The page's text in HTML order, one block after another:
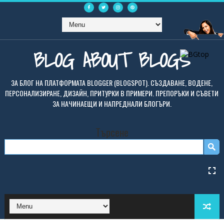
BLOG ABOUT BLOGS
ЗА БЛОГ НА ПЛАТФОРМАТА BLOGGER (BLOGSPOT). СЪЗДАВАНЕ, ВОДЕНЕ,
ПЕРСОНАЛИЗИРАНЕ, ДИЗАЙН, ПРИТУРКИ В ПРИМЕРИ. ПРЕПОРЪКИ И СЪВЕТИ
ЗА НАЧИНАЕЩИ И НАПРЕДНАЛИ БЛОГЪРИ.
Търсене